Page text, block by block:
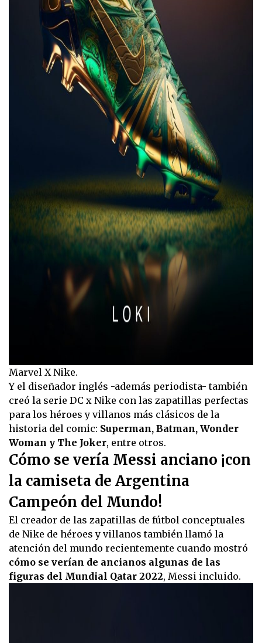
Marvel X Nike.
Y el diseñador inglés -además periodista- también
creó la serie DC x Nike con las zapatillas perfectas
para los héroes y villanos más clásicos de la
historia del comic: Superman, Batman, Wonder
Woman y The Joker, entre otros.
Cómo se vería Messi anciano ¡con
la camiseta de Argentina
Campeón del Mundo!
El creador de las zapatillas de fútbol conceptuales
de Nike de héroes y villanos también llamó la
atención del mundo recientemente cuando mostró
cómo se verían de ancianos algunas de las
figuras del Mundial Qatar 2022, Messi incluido.